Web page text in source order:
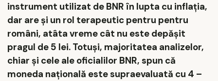
instrument utilizat de BNR în lupta cu inflația,
dar are și un rol terapeutic pentru pentru
români, atâta vreme cât nu este depășit
pragul de 5 lei. Totuși, majoritatea analizelor,
chiar și cele ale oficialilor BNR, spun că
moneda națională este supraevaluată cu 4 –